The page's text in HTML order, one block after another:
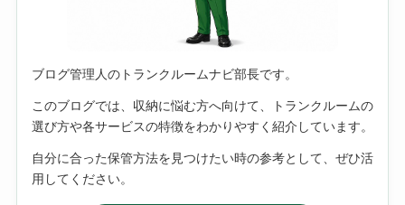
ブログ管理人のトランクルームナビ部長です。
このブログでは、収納に悩む方へ向けて、トランクルームの
選び方や各サービスの特徴をわかりやすく紹介しています。
自分に合った保管方法を見つけたい時の参考として、ぜひ活
用してください。